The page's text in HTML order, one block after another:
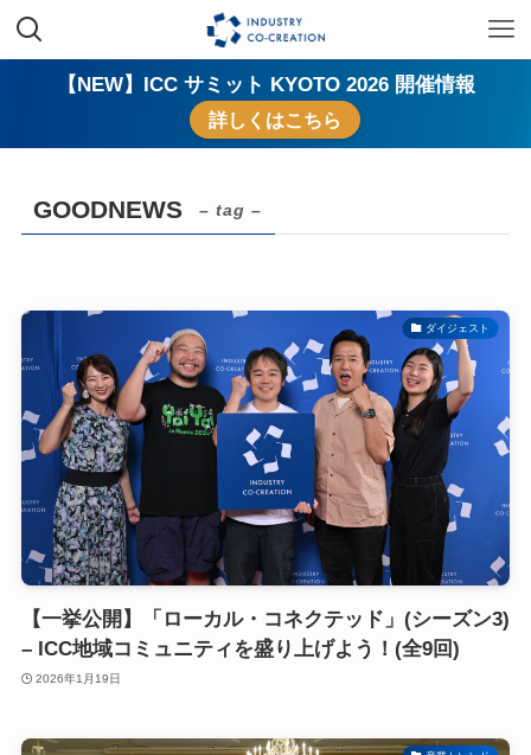
【NEW】ICC サミット KYOTO 2026 開催情報
詳しくはこちら
GOODNEWS – tag –
ダイジェスト
【一挙公開】「ローカル・コネクテッド」(シーズン3)
– ICC地域コミュニティを盛り上げよう！(全9回)
2026年1月19日